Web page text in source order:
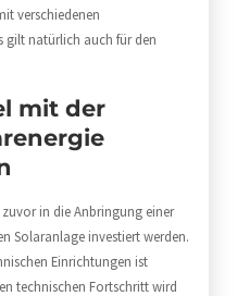
verschiedenen
gilt natürlich auch für den
mit der
in die Anbringung einer
Solaranlage investiert werden.
Einrichtungen ist
technischen Fortschritt wird